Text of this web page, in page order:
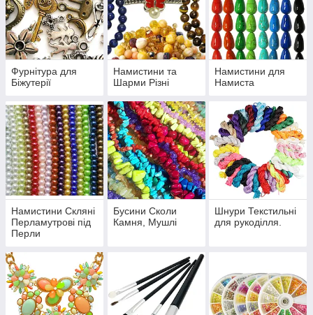
Фурнітура для
Біжутерії
Намистини та
Шарми Різні
Намистини для
Намиста
Намистини Скляні
Перламутрові під
Перли
Бусини Сколи
Камня, Мушлі
Шнури Текстильні
для рукоділля.